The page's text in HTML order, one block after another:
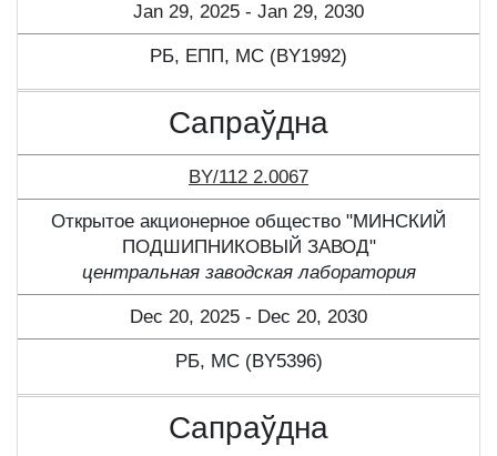
Jan 29, 2025 - Jan 29, 2030
РБ, ЕПП, МС (BY1992)
Сапраўдна
BY/112 2.0067
Открытое акционерное общество "МИНСКИЙ
ПОДШИПНИКОВЫЙ ЗАВОД"
центральная заводская лаборатория
Dec 20, 2025 - Dec 20, 2030
РБ, МС (BY5396)
Сапраўдна